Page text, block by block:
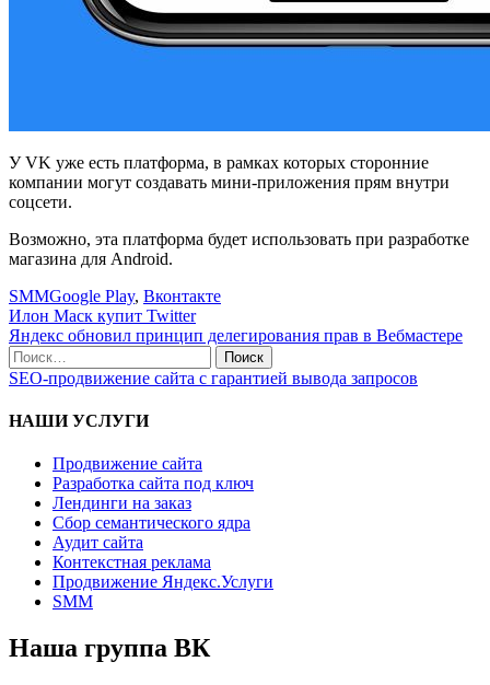
У VK уже есть платформа, в рамках которых сторонние
компании могут создавать мини-приложения прям внутри
соцсети.
Возможно, эта платформа будет использовать при разработке
магазина для Android.
SMMGoogle Play, Вконтакте
Навигация
по
записям
Илон Маск купит Twitter
Яндекс обновил принцип делегирования прав в Вебмастере
Поиск
по:
SEO-продвижение сайта с гарантией вывода запросов
НАШИ УСЛУГИ
Продвижение сайта
Разработка сайта под ключ
Лендинги на заказ
Сбор семантического ядра
Аудит сайта
Контекстная реклама
Продвижение Яндекс.Услуги
SMM
Наша группа ВК